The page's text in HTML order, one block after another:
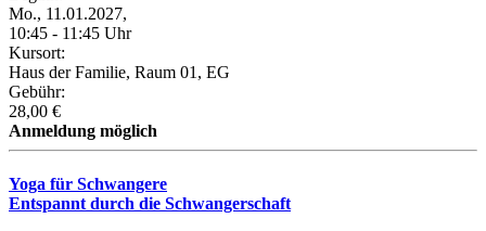
Mo., 11.01.2027,
10:45 - 11:45 Uhr
Kursort:
Haus der Familie, Raum 01, EG
Gebühr:
28,00 €
Anmeldung möglich
Yoga für Schwangere
Entspannt durch die Schwangerschaft